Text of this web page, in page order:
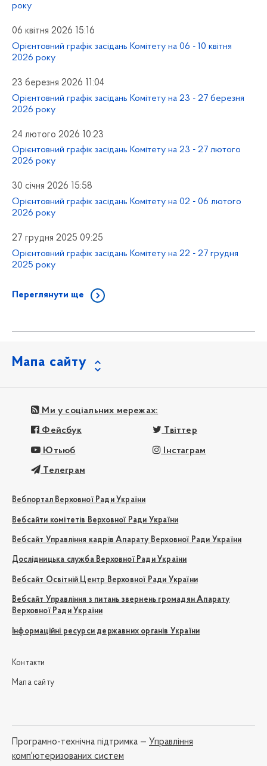
року
06 квітня 2026 15:16
Орієнтовний графік засідань Комітету на 06 - 10 квітня
2026 року
23 березня 2026 11:04
Орієнтовний графік засідань Комітету на 23 - 27 березня
2026 року
24 лютого 2026 10:23
Орієнтовний графік засідань Комітету на 23 - 27 лютого
2026 року
30 січня 2026 15:58
Орієнтовний графік засідань Комітету на 02 - 06 лютого
2026 року
27 грудня 2025 09:25
Орієнтовний графік засідань Комітету на 22 - 27 грудня
2025 року
Переглянути ще
Мапа сайту
Ми у соціальних мережах:
Фейсбук Твіттер
Ютьюб Інстаграм
Телеграм
Вебпортал Верховної Ради України
Вебсайти комітетів Верховної Ради України
Вебсайт Управління кадрів Апарату Верховної Ради України
Дослідницька служба Верховної Ради України
Вебсайт Освітній Центр Верховної Ради України
Вебсайт Управління з питань звернень громадян Апарату
Верховної Ради України
Інформаційні ресурси державних органів України
Контакти
Мапа сайту
Програмно-технічна підтримка — Управління
комп'ютеризованих систем